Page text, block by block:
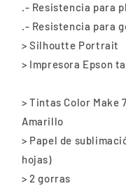
.- Resistencia para
.- Resistencia para
> Silhoutte Portrait
> Impresora Epson
> Tintas Color Make
Amarillo
> Papel de
hojas)
> 2 gorras